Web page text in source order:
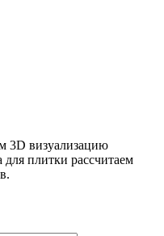
3D визуализацию
плитки рассчитаем